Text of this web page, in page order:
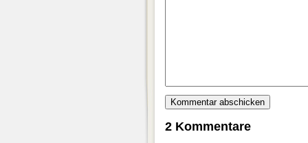
2 Kommentare